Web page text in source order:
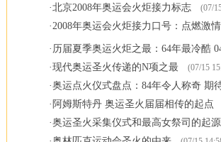
·北京2008年奥运会火炬接力标志 (07/
·2008年奥运会火炬接力口号：点燃激
· 历届夏季奥运火炬之最：64年最冷酷
·现代奥运圣火传递的N项之最 (07/15
·奥运点火仪式盘点：84年令人称奇 期
· 阿姆斯特丹 奥运圣火届届相传的起点
·奥运圣火采集仪式和最高女祭司的起